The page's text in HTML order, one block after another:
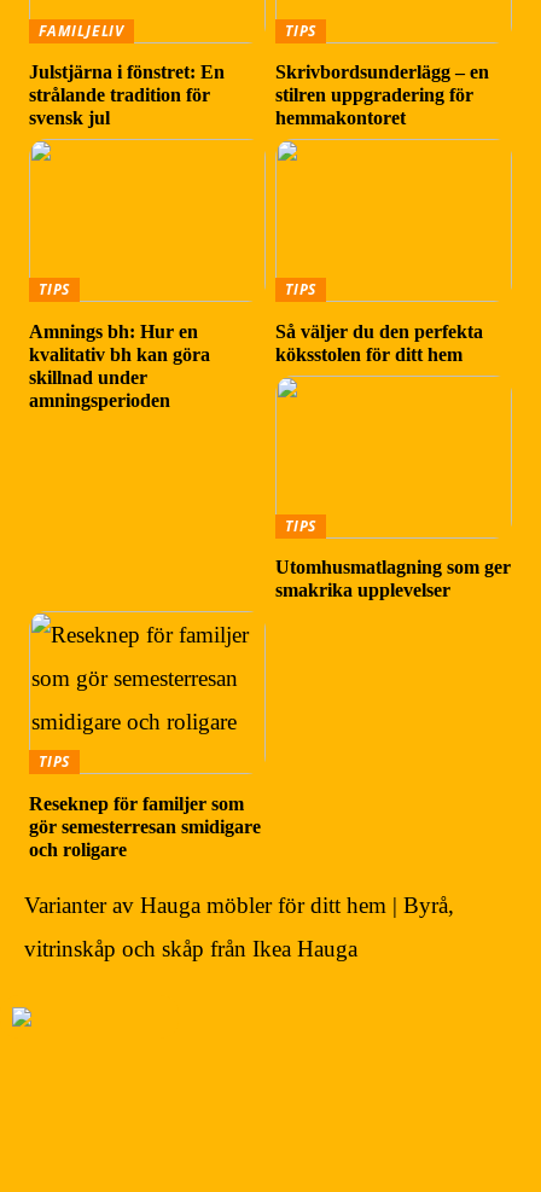
FAMILJELIV
Julstjärna i fönstret: En
strålande tradition för
svensk jul
TIPS
Skrivbordsunderlägg – en
stilren uppgradering för
hemmakontoret
TIPS
Amnings bh: Hur en
kvalitativ bh kan göra
skillnad under
amningsperioden
TIPS
Så väljer du den perfekta
köksstolen för ditt hem
TIPS
Utomhusmatlagning som ger
smakrika upplevelser
TIPS
Reseknep för familjer som
gör semesterresan smidigare
och roligare
Varianter av Hauga möbler för ditt hem | Byrå,
vitrinskåp och skåp från Ikea Hauga